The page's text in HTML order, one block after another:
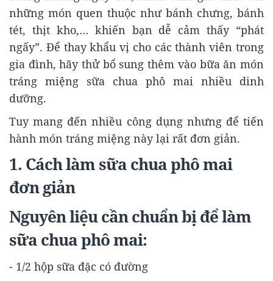
những món quen thuộc như bánh chưng, bánh
tét, thịt kho,… khiến bạn dễ cảm thấy “phát
ngấy”. Để thay khẩu vị cho các thành viên trong
gia đình, hãy thử bổ sung thêm vào bữa ăn món
tráng miệng sữa chua phô mai nhiều dinh
dưỡng.
Tuy mang đến nhiều công dụng nhưng để tiến
hành món tráng miệng này lại rất đơn giản.
1. Cách làm sữa chua phô mai
đơn giản
Nguyên liệu cần chuẩn bị để làm
sữa chua phô mai:
- 1/2 hộp sữa đặc có đường